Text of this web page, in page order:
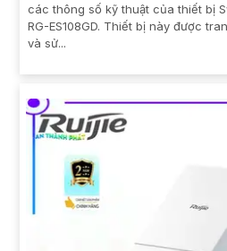
các thông số kỹ thuật của thiết bị
RG-ES108GD. Thiết bị này được
và sử...